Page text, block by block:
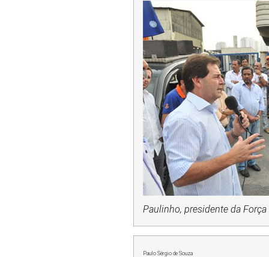
Paulinho, presidente da
Paulo Sérgio de Souza